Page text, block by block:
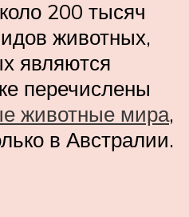
200 тысяч
животных,
являются
перечислены
животные мира,
в Австралии.